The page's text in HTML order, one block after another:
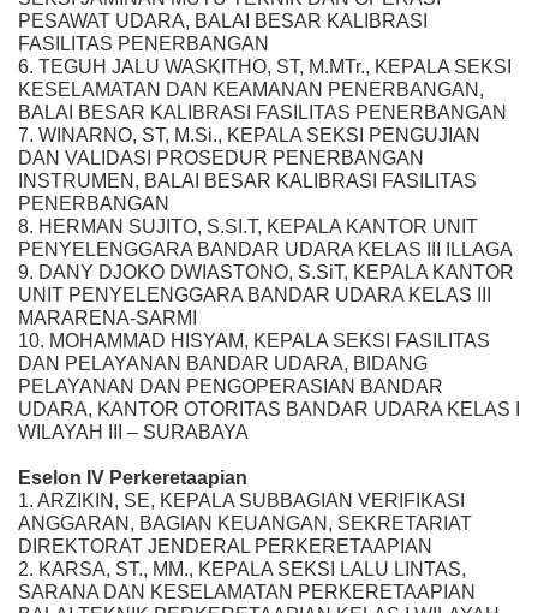
PESAWAT UDARA, BALAI BESAR KALIBRASI
FASILITAS PENERBANGAN
6. TEGUH JALU WASKITHO, ST, M.MTr., KEPALA SEKSI
KESELAMATAN DAN KEAMANAN PENERBANGAN,
BALAI BESAR KALIBRASI FASILITAS PENERBANGAN
7. WINARNO, ST, M.Si., KEPALA SEKSI PENGUJIAN
DAN VALIDASI PROSEDUR PENERBANGAN
INSTRUMEN, BALAI BESAR KALIBRASI FASILITAS
PENERBANGAN
8. HERMAN SUJITO, S.SI.T, KEPALA KANTOR UNIT
PENYELENGGARA BANDAR UDARA KELAS III ILLAGA
9. DANY DJOKO DWIASTONO, S.SiT, KEPALA KANTOR
UNIT PENYELENGGARA BANDAR UDARA KELAS III
MARARENA-SARMI
10. MOHAMMAD HISYAM, KEPALA SEKSI FASILITAS
DAN PELAYANAN BANDAR UDARA, BIDANG
PELAYANAN DAN PENGOPERASIAN BANDAR
UDARA, KANTOR OTORITAS BANDAR UDARA KELAS I
WILAYAH III – SURABAYA
Eselon IV Perkeretaapian
1. ARZIKIN, SE, KEPALA SUBBAGIAN VERIFIKASI
ANGGARAN, BAGIAN KEUANGAN, SEKRETARIAT
DIREKTORAT JENDERAL PERKERETAAPIAN
2. KARSA, ST., MM., KEPALA SEKSI LALU LINTAS,
SARANA DAN KESELAMATAN PERKERETAAPIAN